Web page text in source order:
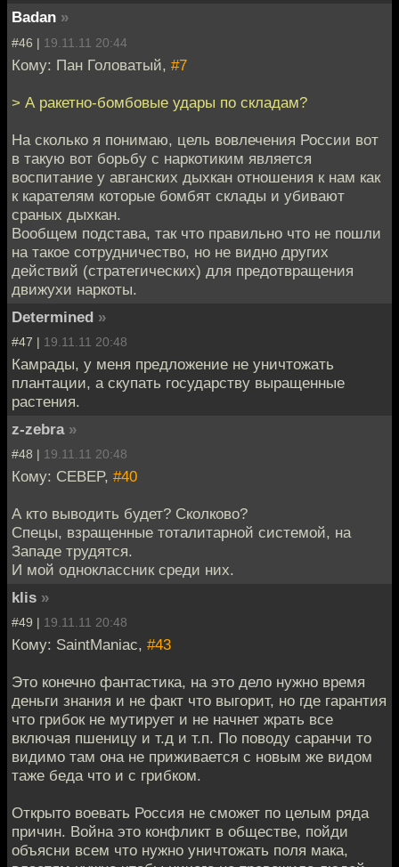
Badan »
#46 | 19.11.11 20:44
Кому: Пан Головатый, #7
> А ракетно-бомбовые удары по складам?
На сколько я понимаю, цель вовлечения России вот
в такую вот борьбу с наркотиким является
воспитание у авганских дыхкан отношения к нам как
к карателям которые бомбят склады и убивают
сраных дыхкан.
Вообщем подстава, так что правильно что не пошли
на такое сотрудничество, но не видно других
действий (стратегических) для предотвращения
движухи наркоты.
Determined »
#47 | 19.11.11 20:48
Камрады, у меня предложение не уничтожать
плантации, а скупать государству выращенные
растения.
z-zebra »
#48 | 19.11.11 20:48
Кому: CEBEP, #40
А кто выводить будет? Сколково?
Спецы, взращенные тоталитарной системой, на
Западе трудятся.
И мой одноклассник среди них.
klis »
#49 | 19.11.11 20:48
Кому: SaintManiac, #43
Это конечно фантастика, на это дело нужно время
деньги знания и не факт что выгорит, но где гарантия
что грибок не мутирует и не начнет жрать все
включая пшеницу и т.д и т.п. По поводу саранчи то
видимо там она не приживается с новым же видом
таже беда что и с грибком.
Открыто воевать Россия не сможет по целым ряда
причин. Война это конфликт в обществе, пойди
объясни всем что нужно уничтожать поля мака,